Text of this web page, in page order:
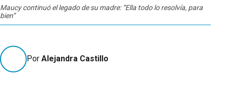
Maucy continuó el legado de su madre: “Ella todo lo resolvía, para
bien”
Por Alejandra Castillo